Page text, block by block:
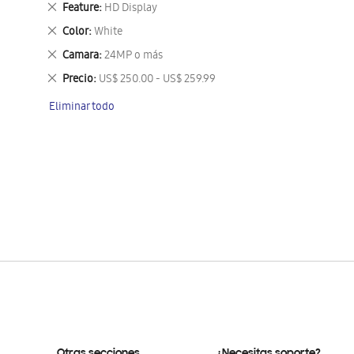
Feature HD Display
Eliminar
este
artículo
Color White
Eliminar
este
artículo
Camara 24MP o más
Eliminar
este
artículo
Precio US$ 250.00 - US$ 259.99
Eliminar
artículo
Eliminar todo